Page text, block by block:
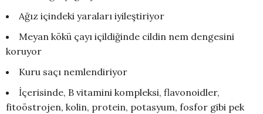
Ağız içindeki yaraları iyileştiriyor
Meyan kökü çayı içildiğinde cildin nem dengesini
koruyor
Kuru saçı nemlendiriyor
İçerisinde, B vitamini kompleksi, flavonoidler,
fitoöstrojen, kolin, protein, potasyum, fosfor gibi pek